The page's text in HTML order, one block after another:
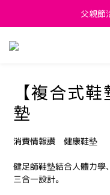
新
父親
新
【複合式
墊
消費情報讚　健康鞋墊
健足師鞋墊結合人體力學
三合一設計。